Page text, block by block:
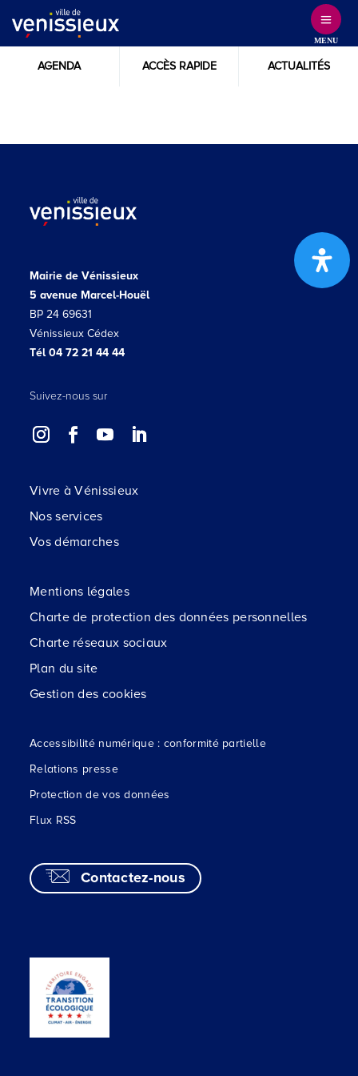
Content
MENU
AGENDA ACCÈS RAPIDE ACTUALITÉS
Mairie de Vénissieux
5 avenue Marcel-Houël
BP 24 69631
Vénissieux Cédex
Tél 04 72 21 44 44
Suivez-nous sur
Vivre à Vénissieux
Nos services
Vos démarches
Mentions légales
Charte de protection des données personnelles
Charte réseaux sociaux
Plan du site
Gestion des cookies
Accessibilité numérique : conformité partielle
Relations presse
Protection de vos données
Flux RSS
Contactez-nous